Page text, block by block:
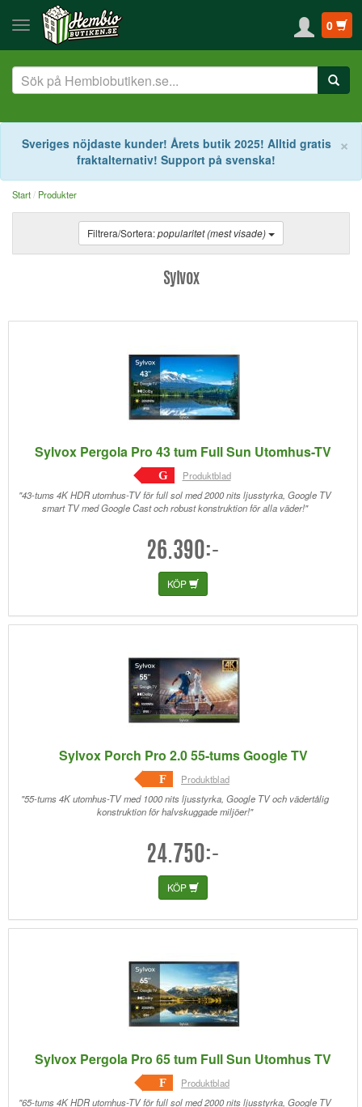
0
×
Sveriges nöjdaste kunder! Årets butik 2025! Alltid gratis
fraktalternativ! Support på svenska!
Start Produkter
Filtrera/Sortera:popularitet (mest visade)
Sylvox
Sylvox Pergola Pro 43 tum Full Sun Utomhus-TV
G
Produktblad
"43-tums 4K HDR utomhus-TV för full sol med 2000 nits ljusstyrka, Google TV
smart TV med Google Cast och robust konstruktion för alla väder!"
26.390:-
KÖP
Sylvox Porch Pro 2.0 55-tums Google TV
F
Produktblad
"55-tums 4K utomhus-TV med 1000 nits ljusstyrka, Google TV och vädertålig
konstruktion för halvskuggade miljöer!"
24.750:-
KÖP
Sylvox Pergola Pro 65 tum Full Sun Utomhus TV
F
Produktblad
"65-tums 4K HDR utomhus-TV för full sol med 2000 nits ljusstyrka, Google TV